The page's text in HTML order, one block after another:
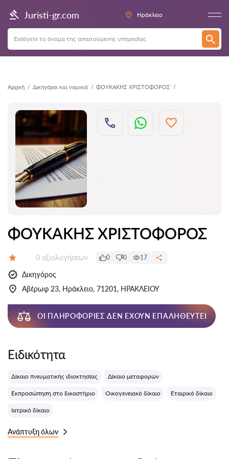
Juristi-gr.com Ηράκλειο
Αρχική Δικηγόροι και νομικοί ΦΟΥΚΑΚΗΣ ΧΡΙΣΤΟΦΟΡΟΣ
Πίσω
ΦΟΥΚΑΚΗΣ ΧΡΙΣΤΟΦΟΡΟΣ
Αξιολογήσεις:
0 αξιολογήσεων 0 0 17
Δικηγόρος
Αβέρωφ 23, Ηράκλειο, 71201, ΗΡΑΚΛΕΙΟΥ
ΟΙ ΠΛΗΡΟΦΟΡΊΕΣ ΔΕΝ ΈΧΟΥΝ ΕΠΑΛΗΘΕΥΤΕΊ
Ειδικότητα
Δίκαιο πνευματικής ιδιοκτησίας Δίκαιο μεταφορών
Εκπροσώπηση στο δικαστήριο Οικογενειακό δίκαιο Εταιρικό δίκαιο
Ιατρικό δίκαιο
Ανάπτυξη όλων